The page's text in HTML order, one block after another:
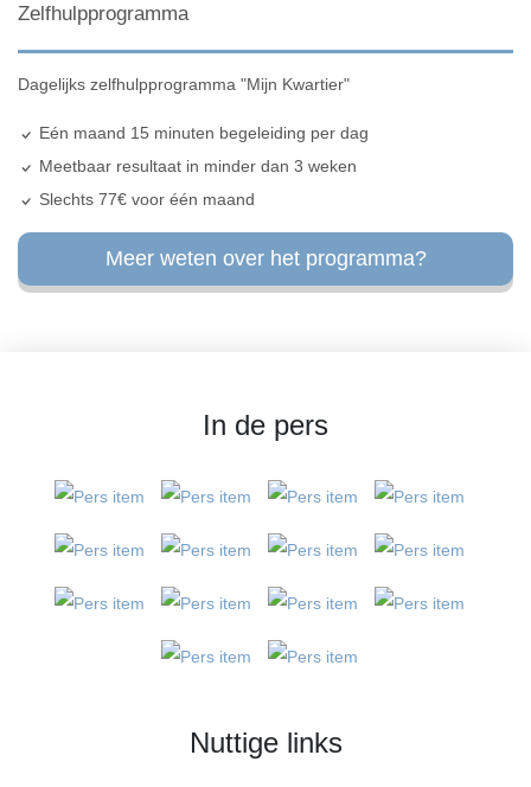
Zelfhulpprogramma
Dagelijks zelfhulpprogramma "Mijn Kwartier"
Eén maand 15 minuten begeleiding per dag
Meetbaar resultaat in minder dan 3 weken
Slechts 77€ voor één maand
Meer weten over het programma?
Nuttige links
In de pers